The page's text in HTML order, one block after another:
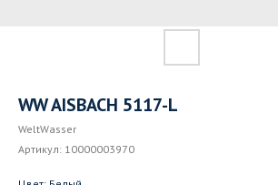
WW AISBACH 5117-L
WeltWasser
Артикул: 10000003970